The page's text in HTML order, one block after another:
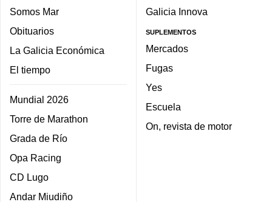
Somos Mar
Obituarios
La Galicia Económica
El tiempo
Mundial 2026
Torre de Marathon
Grada de Río
Opa Racing
CD Lugo
Andar Miudiño
Galicia Innova
SUPLEMENTOS
Mercados
Fugas
Yes
Escuela
On, revista de motor